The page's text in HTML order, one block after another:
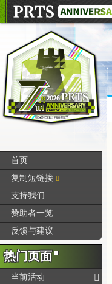
首页
复制短链接
支持我们
赞助者一览
反馈与建议
热门页面
当前活动